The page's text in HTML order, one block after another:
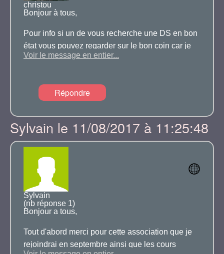
christou
Bonjour à tous,
Pour info si un de vous recherche une DS en bon
état vous pouvez regarder sur le bon coin car je
viens d'en voir une que j'avais vu à un
Garonne vers le 10 Aout.
donné quelques infos sur son historique ,c'est une
Super 5 et je pense que le prix de 14000 euros
est négociable.
Amicalement
Voir le message en entier...
Répondre
Sylvain le 11/08/2017 à 11:25:48
Sylvain
(nb réponse 1)
Bonjour a tous,
Tout d'abord merci pour cette association que je
rejoindrai en septembre ainsi que les cours